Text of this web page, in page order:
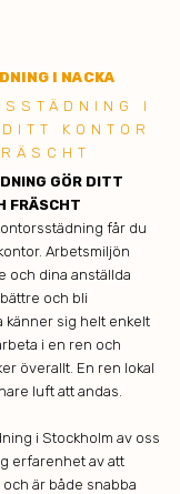
I NACKA
I
KONTOR
GÖR DITT
FRÄSCHT
får du
Arbetsmiljön
och dina anställda
och bli
känner sig helt enkelt
i en ren och
överallt. En ren lokal
luft att andas.
i Stockholm av oss
erfarenhet av att
är både snabba